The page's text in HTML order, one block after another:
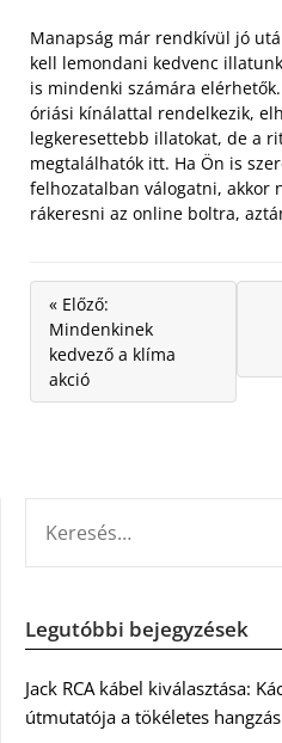
Manapság már rendkívül jó
kell lemondani kedvenc
is mindenki számára
óriási kínálattal rendelkezik,
legkeresettebb illatokat, de a
megtalálhatók itt. Ha Ön is
felhozatalban válogatni, akkor
rákeresni az online boltra,
« Előző:
Mindenkinek
kedvező a klíma
akció
Legutóbbi bejegyzések
Jack RCA kábel kiválasztása:
útmutatója a tökéletes